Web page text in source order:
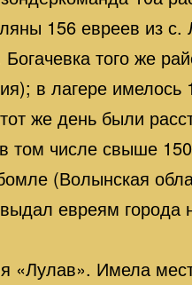
156 евреев из с.
того же
в лагере
же день были
том числе свыше
(Волынская
евреям города
«Лулав». Имела